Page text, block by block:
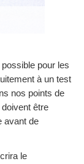
pour les
à un test
nos points de
être
avant de
le